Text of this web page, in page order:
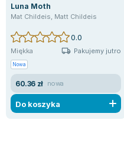
Luna Moth
Mat Childeis, Matt Childeis
0.0
Miękka Pakujemy jutro
Nowa
60.36 zł nowa
Do koszyka